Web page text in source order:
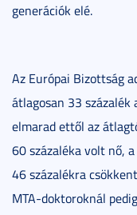
generációk elé.
Az Európai Bizottság
átlagosan 33
elmarad ettől az
60 százaléka volt nő,
46 százalékra
MTA-doktoroknál